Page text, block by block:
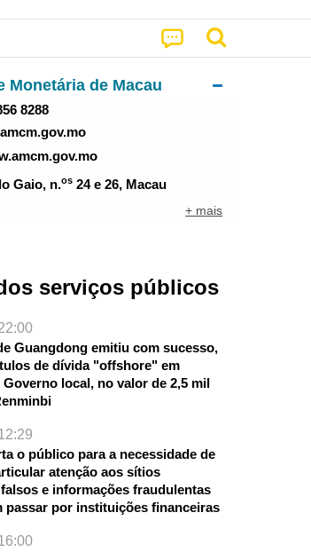
Monetária de Macau
8288
Gaio, n.os 24 e 26, Macau
+ mais
serviços públicos
Guangdong emitiu com sucesso,
de dívida "offshore" em
local, no valor de 2,5 mil
o público para a necessidade de
atenção aos sítios
e informações fraudulentas
passar por instituições financeiras